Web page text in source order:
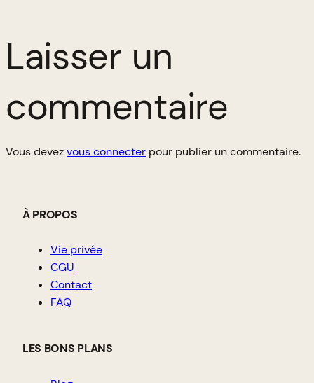
Laisser un
commentaire
Vous devezvous connecter pour publier un commentaire.
À PROPOS
Vie privée
CGU
Contact
FAQ
LES BONS PLANS